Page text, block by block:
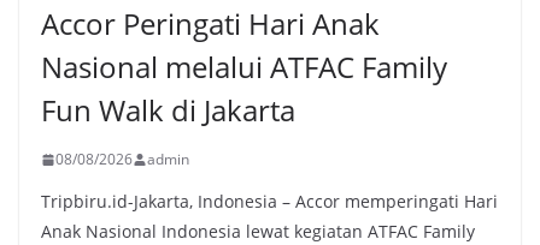
Accor Peringati Hari Anak
Nasional melalui ATFAC Family
Fun Walk di Jakarta
08/08/2026 admin
Tripbiru.id-Jakarta, Indonesia – Accor memperingati Hari
Anak Nasional Indonesia lewat kegiatan ATFAC Family